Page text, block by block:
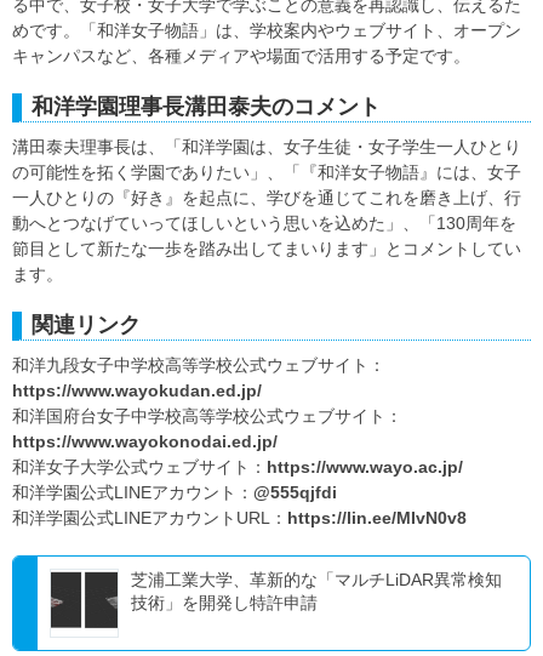
る中で、女子校・女子大学で学ぶことの意義を再認識し、伝えるた
めです。「和洋女子物語」は、学校案内やウェブサイト、オープン
キャンパスなど、各種メディアや場面で活用する予定です。
和洋学園理事長溝田泰夫のコメント
溝田泰夫理事長は、「和洋学園は、女子生徒・女子学生一人ひとり
の可能性を拓く学園でありたい」、「『和洋女子物語』には、女子
一人ひとりの『好き』を起点に、学びを通じてこれを磨き上げ、行
動へとつなげていってほしいという思いを込めた」、「130周年を
節目として新たな一歩を踏み出してまいります」とコメントしてい
ます。
関連リンク
和洋九段女子中学校高等学校公式ウェブサイト：
https://www.wayokudan.ed.jp/
和洋国府台女子中学校高等学校公式ウェブサイト：
https://www.wayokonodai.ed.jp/
和洋女子大学公式ウェブサイト： https://www.wayo.ac.jp/
和洋学園公式LINEアカウント： @555qjfdi
和洋学園公式LINEアカウントURL： https://lin.ee/MIvN0v8
芝浦工業大学、革新的な「マルチLiDAR異常検知
技術」を開発し特許申請